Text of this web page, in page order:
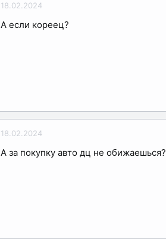
18.02.2024
А если кореец?
18.02.2024
А за покупку авто дц не обижаешься?